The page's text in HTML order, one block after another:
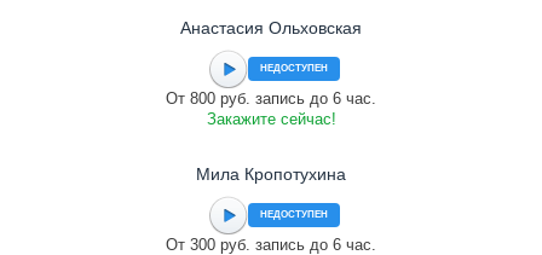
Анастасия Ольховская
НЕДОСТУПЕН
От 800 руб. запись до 6 час.
Закажите сейчас!
Мила Кропотухина
НЕДОСТУПЕН
От 300 руб. запись до 6 час.